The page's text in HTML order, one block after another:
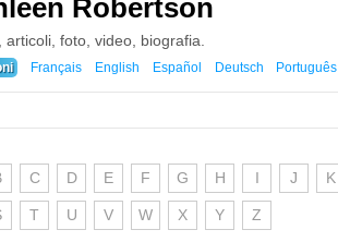
Robertson
articoli, foto, video, biografia.
Français English Español Deutsch Português
C D E F G H I J K
T U V W X Y Z